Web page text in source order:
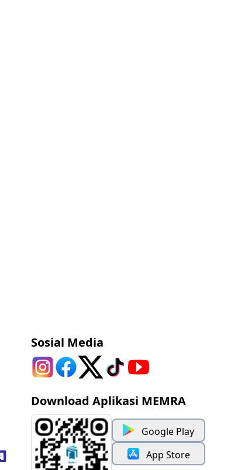
Sosial Media
Download Aplikasi MEMRA
Google Play
App Store